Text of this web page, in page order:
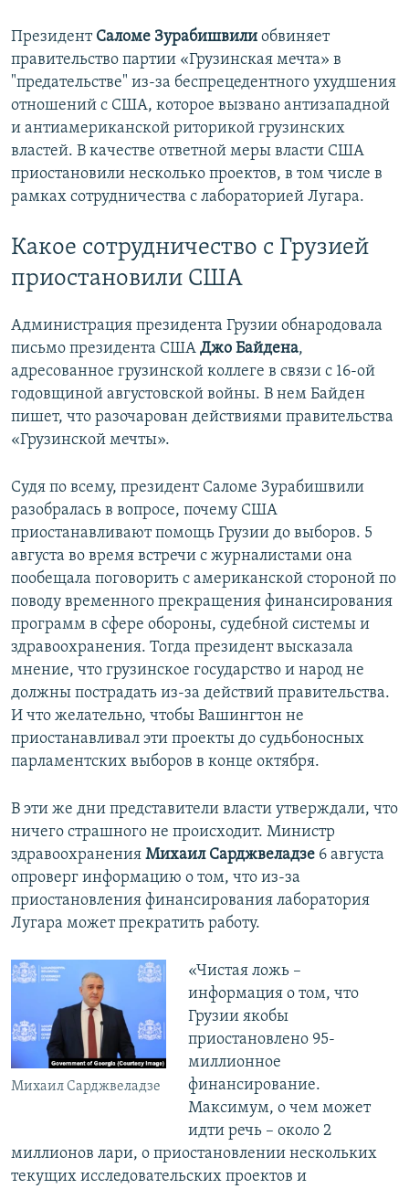
Президент Саломе Зурабишвили обвиняет
правительство партии «Грузинская мечта» в
"предательстве" из-за беспрецедентного ухудшения
отношений с США, которое вызвано антизападной
и антиамериканской риторикой грузинских
властей. В качестве ответной меры власти США
приостановили несколько проектов, в том числе в
рамках сотрудничества с лабораторией Лугара.
Какое сотрудничество с Грузией
приостановили США
Администрация президента Грузии обнародовала
письмо президента США Джо Байдена,
адресованное грузинской коллеге в связи с 16-ой
годовщиной августовской войны. В нем Байден
пишет, что разочарован действиями правительства
«Грузинской мечты».
Судя по всему, президент Саломе Зурабишвили
разобралась в вопросе, почему США
приостанавливают помощь Грузии до выборов. 5
августа во время встречи с журналистами она
пообещала поговорить с американской стороной по
поводу временного прекращения финансирования
программ в сфере обороны, судебной системы и
здравоохранения. Тогда президент высказала
мнение, что грузинское государство и народ не
должны пострадать из-за действий правительства.
И что желательно, чтобы Вашингтон не
приостанавливал эти проекты до судьбоносных
парламентских выборов в конце октября.
В эти же дни представители власти утверждали, что
ничего страшного не происходит. Министр
здравоохранения Михаил Сарджвеладзе 6 августа
опроверг информацию о том, что из-за
приостановления финансирования лаборатория
Лугара может прекратить работу.
Михаил Сарджвеладзе
«Чистая ложь –
информация о том, что
Грузии якобы
приостановлено 95-
миллионное
финансирование.
Максимум, о чем может
идти речь – около 2
миллионов лари, о приостановлении нескольких
текущих исследовательских проектов и